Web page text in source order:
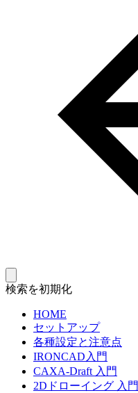
検索を初期化
HOME
セットアップ
各種設定と注意点
IRONCAD入門
CAXA-Draft 入門
2Dドローイング 入門